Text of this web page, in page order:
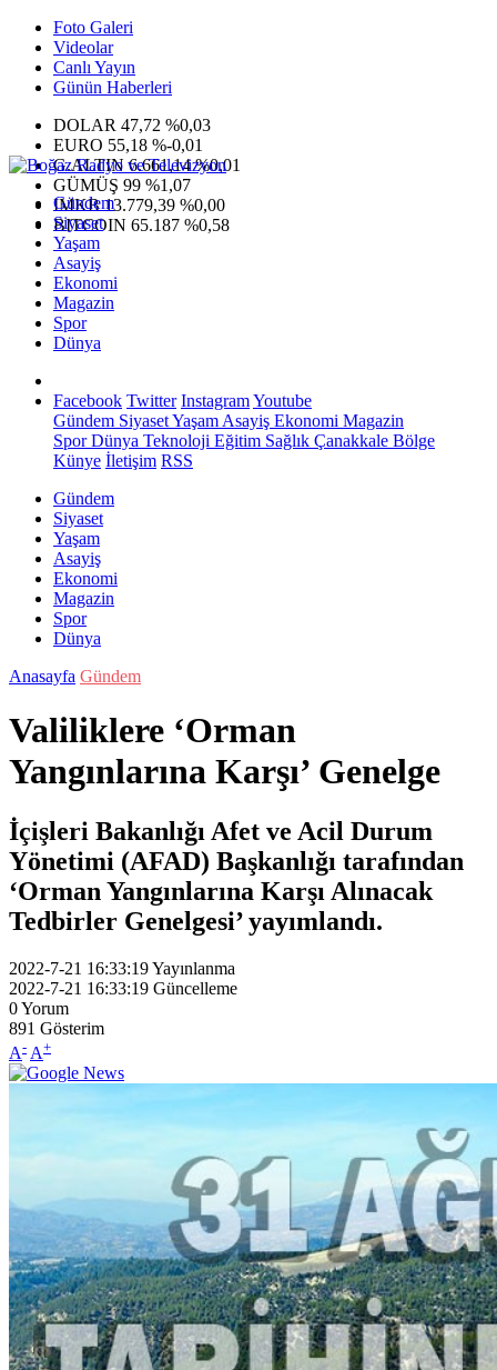
Foto Galeri
Videolar
Canlı Yayın
Günün Haberleri
DOLAR 47,72 %0,03
EURO 55,18 %-0,01
G.ALTIN6.661,14 %0,01
GÜMÜŞ 99 %1,07
IMKB13.779,39 %0,00
BITCOIN 65.187 %0,58
Gündem
Siyaset
Yaşam
Asayiş
Ekonomi
Magazin
Spor
Dünya
Facebook Twitter InstagramYoutube
Gündem SiyasetYaşam Asayiş Ekonomi Magazin
SporDünya Teknoloji Eğitim Sağlık Çanakkale Bölge
Künye İletişim RSS
Gündem
Siyaset
Yaşam
Asayiş
Ekonomi
Magazin
Spor
Dünya
Anasayfa Gündem
Valiliklere ‘Orman
Yangınlarına Karşı’ Genelge
İçişleri Bakanlığı Afet ve Acil Durum
Yönetimi (AFAD) Başkanlığı tarafından
‘Orman Yangınlarına Karşı Alınacak
Tedbirler Genelgesi’ yayımlandı.
2022-7-21 16:33:19Yayınlanma
2022-7-21 16:33:19 Güncelleme
0Yorum
891 Gösterim
A- A+